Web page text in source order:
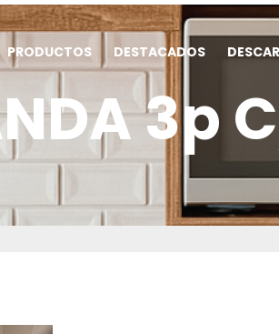
PRODUCTOS DESTACADOS
3p